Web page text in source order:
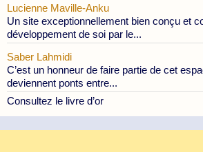
Lucienne Maville-Anku
Un site exceptionnellement bien conçu et
développement de soi par le...
Saber Lahmidi
C’est un honneur de faire partie de cet
deviennent ponts entre...
Consultez le livre d’or